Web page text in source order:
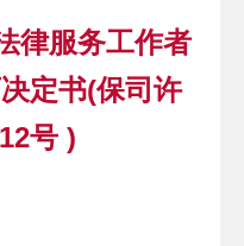
律服务工作者
定书(保司许
号 )